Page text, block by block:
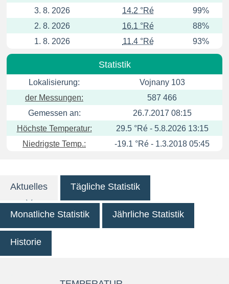
3. 8. 2026
14.2 °Ré
99%
2. 8. 2026
16.1 °Ré
88%
1. 8. 2026
11.4 °Ré 93%
Statistik
Lokalisierung:
Vojnany 103
der Messungen:
587 466
Gemessen an:
26.7.2017 08:15
Höchste Temperatur:
29.5 °Ré - 5.8.2026 13:15
Niedrigste Temp.:
-19.1 °Ré - 1.3.2018 05:45
Aktuelles Tägliche Statistik
Monatliche Statistik Jährliche Statistik
Historie